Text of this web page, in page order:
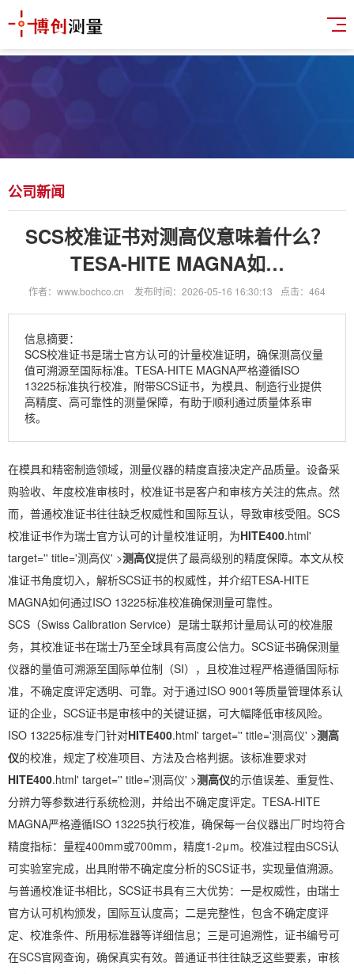
公司新闻
SCS校准证书对测高仪意味着什么？
TESA-HITE MAGNA如…
作者：www.bochco.cn 发布时间：2026-05-16 16:30:13 点击：464
信息摘要：
SCS校准证书是瑞士官方认可的计量校准证明，确保测高仪量
值可溯源至国际标准。TESA-HITE MAGNA严格遵循ISO
13225标准执行校准，附带SCS证书，为模具、制造行业提供
高精度、高可靠性的测量保障，有助于顺利通过质量体系审
核。
在模具和精密制造领域，测量仪器的精度直接决定产品质量。设备采
购验收、年度校准审核时，校准证书是客户和审核方关注的焦点。然
而，普通校准证书往往缺乏权威性和国际互认，导致审核受阻。SCS
校准证书作为瑞士官方认可的计量校准证明，为HITE400.html'
target='' title='测高仪' >测高仪提供了最高级别的精度保障。本文从校
准证书角度切入，解析SCS证书的权威性，并介绍TESA-HITE
MAGNA如何通过ISO 13225标准校准确保测量可靠性。
SCS（Swiss Calibration Service）是瑞士联邦计量局认可的校准服
务，其校准证书在瑞士乃至全球具有高度公信力。SCS证书确保测量
仪器的量值可溯源至国际单位制（SI），且校准过程严格遵循国际标
准，不确定度评定透明、可靠。对于通过ISO 9001等质量管理体系认
证的企业，SCS证书是审核中的关键证据，可大幅降低审核风险。
ISO 13225标准专门针对HITE400.html' target='' title='测高仪' >测高
仪的校准，规定了校准项目、方法及合格判据。该标准要求对
HITE400.html' target='' title='测高仪' >测高仪的示值误差、重复性、
分辨力等参数进行系统检测，并给出不确定度评定。TESA-HITE
MAGNA严格遵循ISO 13225执行校准，确保每一台仪器出厂时均符合
精度指标：量程400mm或700mm，精度1-2μm。校准过程由SCS认
可实验室完成，出具附带不确定度分析的SCS证书，实现量值溯源。
与普通校准证书相比，SCS证书具有三大优势：一是权威性，由瑞士
官方认可机构颁发，国际互认度高；二是完整性，包含不确定度评
定、校准条件、所用标准器等详细信息；三是可追溯性，证书编号可
在SCS官网查询，确保真实有效。普通证书往往缺乏这些要素，审核